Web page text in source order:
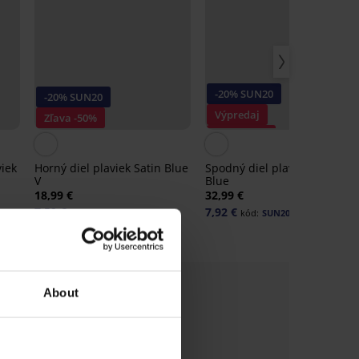
About
-20% SUN20
Zľava -50%
Horný diel plaviek Satin Blue
V
18,99 €
7,59 € kód: SUN20
-20% SUN20
Výpredaj
Spodný diel plaviek Splash
Blue
32,99 €
7,92 € kód: SUN20